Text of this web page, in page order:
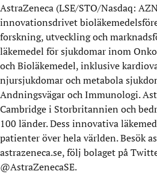
AstraZeneca (LSE/STO/Nasdaq:
innovationsdrivet
forskning, utveckling och
läkemedel för sjukdomar inom
och Bioläkemedel, inklusive
njursjukdomar och metabola
Andningsvägar och Immunologi.
Cambridge i Storbritannien och
100 länder. Dess innovativa
patienter över hela världen. Besök
astrazeneca.se, följ bolaget på
@AstraZenecaSE.